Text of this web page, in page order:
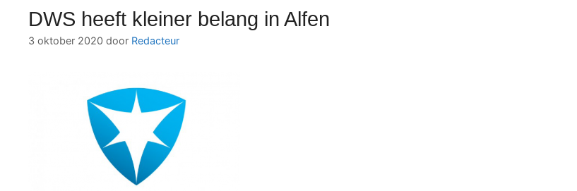
DWS heeft kleiner belang in Alfen
3 oktober 2020 door Redacteur